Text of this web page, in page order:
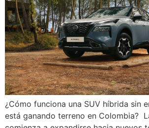
¿Cómo funciona una SUV híbrida sin
está ganando terreno en Colombia?